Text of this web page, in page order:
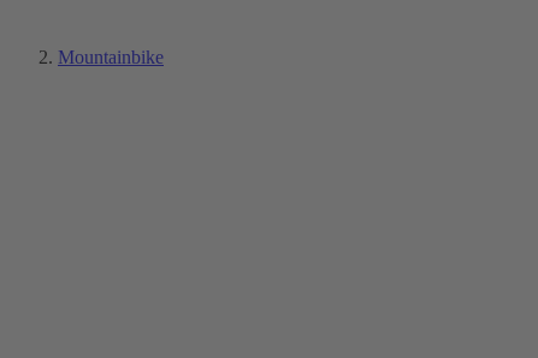
Mountainbike